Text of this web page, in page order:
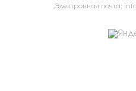
Электронная почта: